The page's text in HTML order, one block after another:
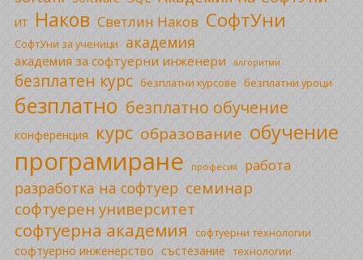
ИТ Наков Светлин Наков СофтУни
СофтУни за ученици академия
академия за софтуерни инженери алгоритми
безплатен курс безплатни курсове безплатни уроци
безплатно безплатно обучение
конференция курс образование обучение
програмиране професия работа
разработка на софтуер семинар
софтуерен университет
софтуерна академия софтуерни технологии
софтуерно инженерство състезание технологии